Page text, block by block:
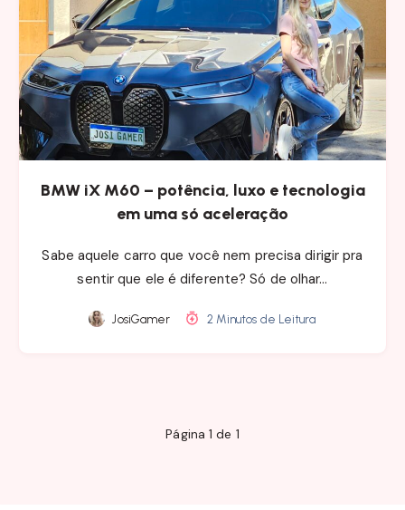
BMW iX M60 – potência, luxo e tecnologia
em uma só aceleração
Sabe aquele carro que você nem precisa dirigir pra
sentir que ele é diferente? Só de olhar…
JosiGamer 2 Minutos de Leitura
Página 1 de 1